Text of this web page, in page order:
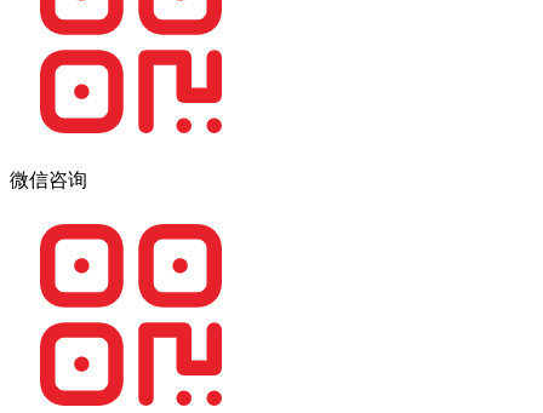
微信咨询